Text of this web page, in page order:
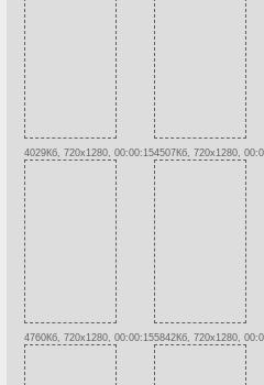
4029Кб, 720x1280, 00:00:154507Кб, 720x1280,
4760Кб, 720x1280, 00:00:155842Кб, 720x1280,